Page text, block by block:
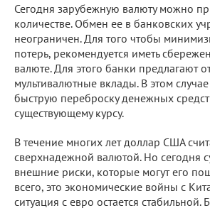
Сегодня зарубежную валюту можно
количестве. Обмен ее в банковских
неограничен. Для того чтобы
потерь, рекомендуется иметь
валюте. Для этого банки предлагают
мультивалютные вклады. В этом
быструю переброску денежных
существующему курсу.
В течение многих лет доллар США
сверхнадежной валютой. Но сегодня
внешние риски, которые могут его
всего, это экономические войны с
ситуация с евро остается стабильной.